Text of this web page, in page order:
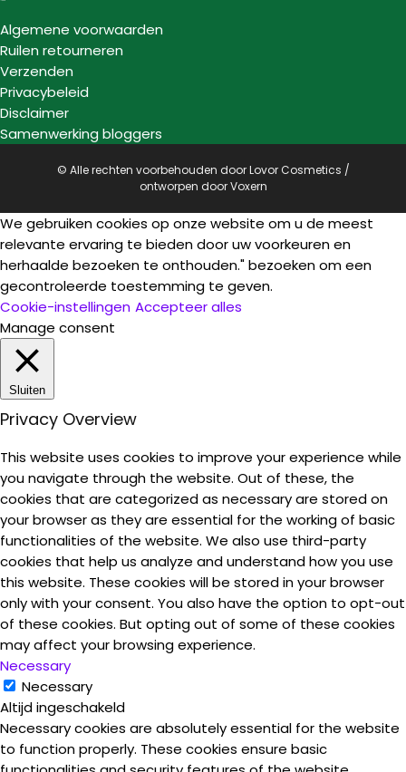
Algemene voorwaarden
Ruilen retourneren
Verzenden
Privacybeleid
Disclaimer
Samenwerking bloggers
© Alle rechten voorbehouden door Lovor Cosmetics /
ontworpen doorVoxern
We gebruiken cookies op onze website om u de meest
relevante ervaring te bieden door uw voorkeuren en
herhaalde bezoeken te onthouden." bezoeken om een
gecontroleerde toestemming te geven.
Cookie-instellingen Accepteer alles
Manage consent
Sluiten
Privacy Overview
This website uses cookies to improve your experience while
you navigate through the website. Out of these, the
cookies that are categorized as necessary are stored on
your browser as they are essential for the working of basic
functionalities of the website. We also use third-party
cookies that help us analyze and understand how you use
this website. These cookies will be stored in your browser
only with your consent. You also have the option to opt-out
of these cookies. But opting out of some of these cookies
may affect your browsing experience.
Necessary
Necessary
Altijd ingeschakeld
Necessary cookies are absolutely essential for the website
to function properly. These cookies ensure basic